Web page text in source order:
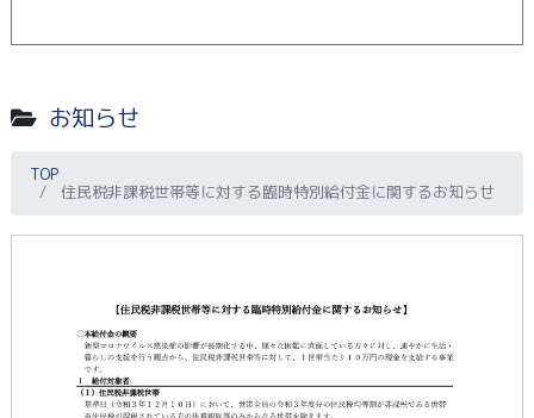
お知らせ
TOP
住民税非課税世帯等に対する臨時特別給付金に関するお知らせ